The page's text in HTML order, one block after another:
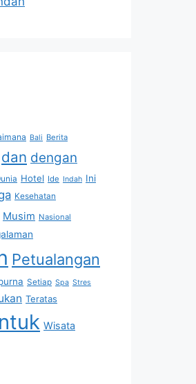
Bali Berita
dan dengan
Hotel Ide Indah Ini
Kesehatan
Musim Nasional
Petualangan
Setiap Spa Stres
Teratas
Wisata